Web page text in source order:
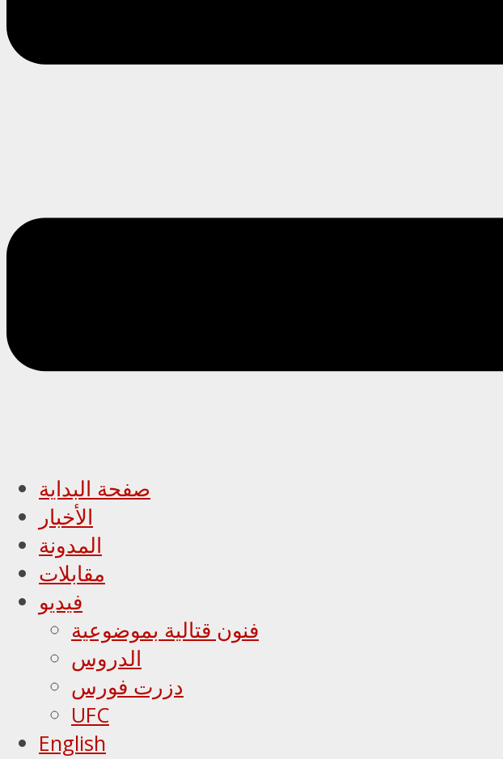
صفحة البداية
الأخبار
المدونة
مقابلات
فيديو
فنون قتالية بموضوعية
الدروس
دزرت فورس
UFC
English